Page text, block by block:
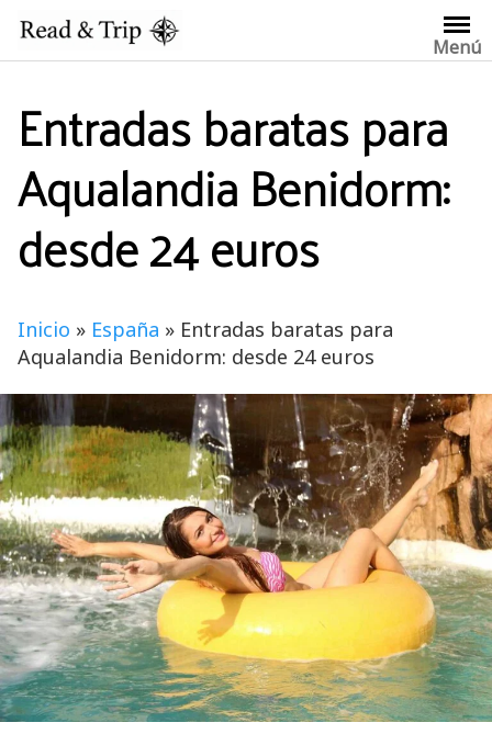
contenido
Menú
Entradas baratas para
Aqualandia Benidorm:
desde 24 euros
Inicio » España » Entradas baratas para
Aqualandia Benidorm: desde 24 euros